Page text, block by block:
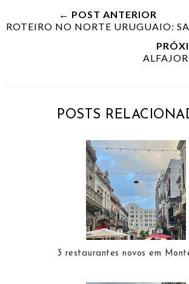
← POST ANTERIOR
ROTEIRO NO NORTE URUGUAIO:
POSTS
3 restaurantes novos em